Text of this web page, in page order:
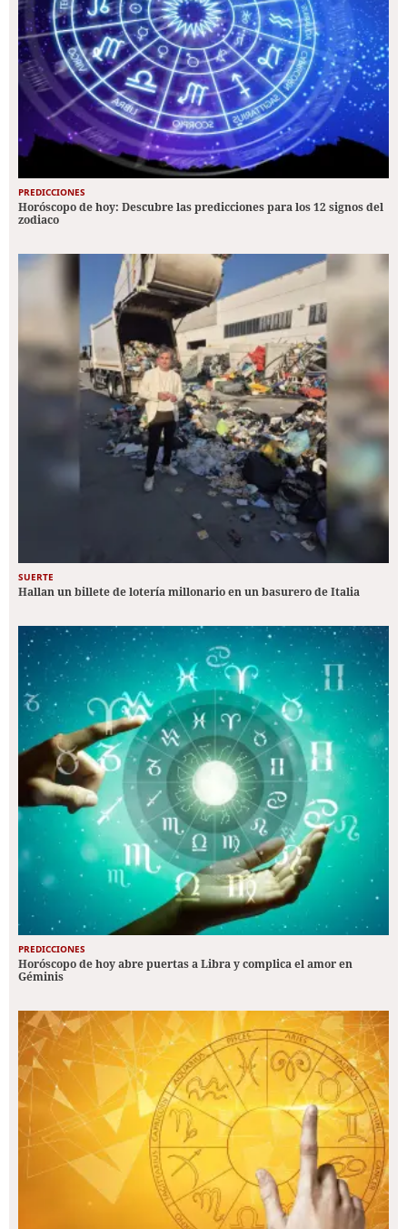
PREDICCIONES
Horóscopo de hoy: Descubre las predicciones para los 12 signos del
zodiaco
SUERTE
Hallan un billete de lotería millonario en un basurero de Italia
PREDICCIONES
Horóscopo de hoy abre puertas a Libra y complica el amor en
Géminis